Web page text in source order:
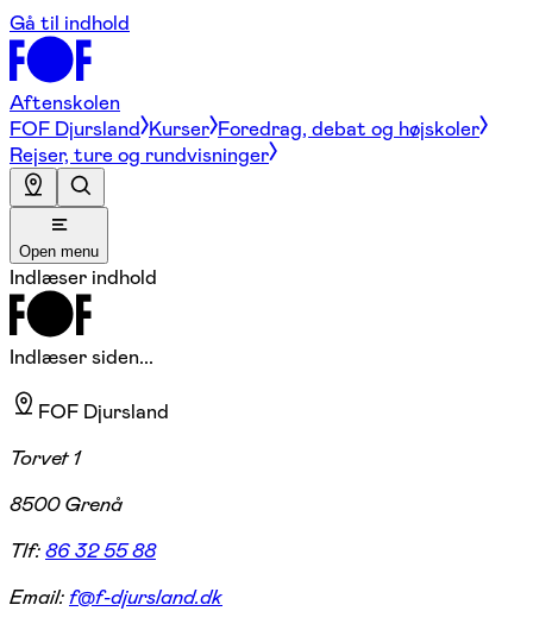
Gå til indhold
Aftenskolen
FOF Djursland Kurser Foredrag, debat og højskoler
Rejser, ture og rundvisninger
Open menu
Indlæser indhold
Indlæser siden...
FOF Djursland
Torvet 1
8500 Grenå
Tlf:86 32 55 88
Email:f@f-djursland.dk